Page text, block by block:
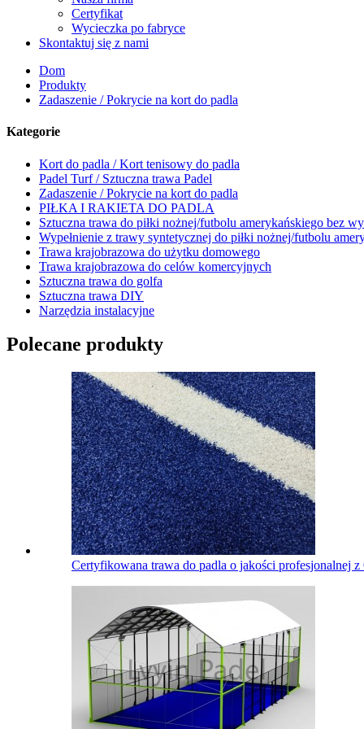
Certyfikat
Wycieczka po fabryce
Skontaktuj się z nami
Dom
Produkty
Zadaszenie / Pokrycie na kort do padla
Kategorie
Kort do padla / Kort tenisowy do padla
Padel Turf / Sztuczna trawa Padel
Zadaszenie / Pokrycie na kort do padla
PIŁKA I RAKIETA DO PADLA
Sztuczna trawa do piłki nożnej/futbolu amerykańskiego bez
Wypełnienie z trawy syntetycznej do piłki nożnej/futbolu
Trawa krajobrazowa do użytku domowego
Trawa krajobrazowa do celów komercyjnych
Sztuczna trawa do golfa
Sztuczna trawa DIY
Narzędzia instalacyjne
Polecane produkty
Certyfikowana trawa do padla o jakości profesjonalnej z